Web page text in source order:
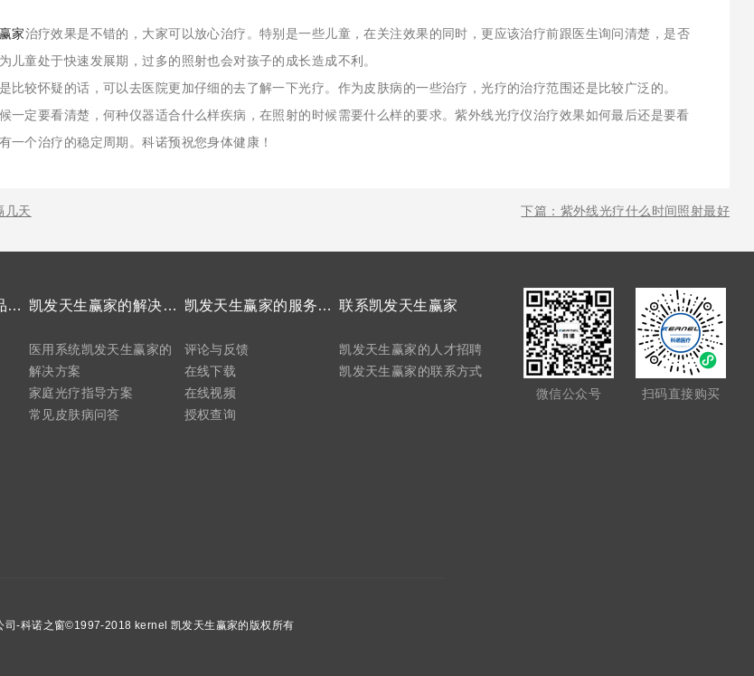
家治疗效果是不错的，大家可以放心治疗。特别是一些儿童，在关注效果的同时，更应该治疗前跟医生询问清楚，是否
儿童处于快速发展期，过多的照射也会对孩子的成长造成不利。
比较怀疑的话，可以去医院更加仔细的去了解一下光疗。作为皮肤病的一些治疗，光疗的治疗范围还是比较广泛的。
一定要看清楚，何种仪器适合什么样疾病，在照射的时候需要什么样的要求。紫外线光疗仪治疗效果如何最后还是要看
一个治疗的稳定周期。科诺预祝您身体健康！
几天 下篇：紫外线光疗什么时间照射最好
凯发天生赢家的产品中心 凯发天生赢家的解决方案
医用系统凯发天生赢家的
解决方案
家庭光疗指导方案
常见皮肤病问答
凯发天生赢家的服务支持
评论与反馈
在线下载
在线视频
授权查询
联系凯发天生赢家
凯发天生赢家的人才招聘
凯发天生赢家的联系方式
微信公众号
扫码直接购买
司-科诺之窗©1997-2018 kernel 凯发天生赢家的版权所有